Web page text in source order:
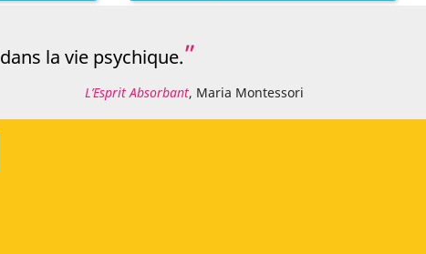
la vie psychique.
L’Esprit Absorbant, Maria Montessori